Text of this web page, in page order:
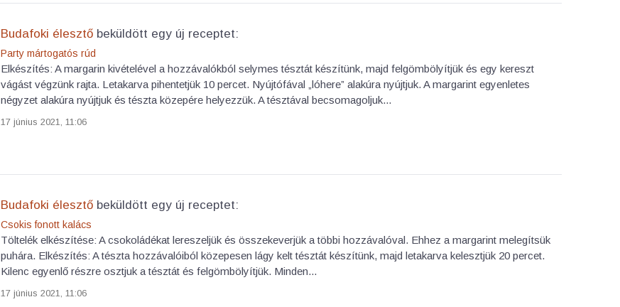
Budafoki élesztő beküldött egy új receptet:
Party mártogatós rúd
Elkészítés: A margarin kivételével a hozzávalókból selymes tésztát készítünk, majd felgömbölyítjük és egy kereszt
vágást végzünk rajta. Letakarva pihentetjük 10 percet. Nyújtófával „lóhere” alakúra nyújtjuk. A margarint egyenletes
négyzet alakúra nyújtjuk és tészta közepére helyezzük. A tésztával becsomagoljuk...
17 június 2021, 11:06
Budafoki élesztő beküldött egy új receptet:
Csokis fonott kalács
Töltelék elkészítése: A csokoládékat lereszeljük és összekeverjük a többi hozzávalóval. Ehhez a margarint melegítsük
puhára. Elkészítés: A tészta hozzávalóiból közepesen lágy kelt tésztát készítünk, majd letakarva kelesztjük 20 percet.
Kilenc egyenlő részre osztjuk a tésztát és felgömbölyítjük. Minden...
17 június 2021, 11:06